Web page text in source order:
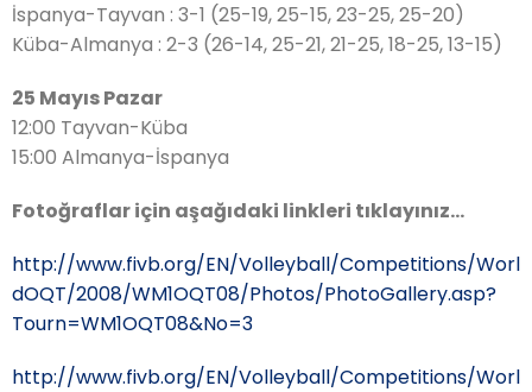
İspanya-Tayvan : 3-1 (25-19, 25-15, 23-25, 25-20)
Küba-Almanya : 2-3 (26-14, 25-21, 21-25, 18-25, 13-15)
25 Mayıs Pazar
12:00 Tayvan-Küba
15:00 Almanya-İspanya
Fotoğraflar için aşağıdaki linkleri tıklayınız…
http://www.fivb.org/EN/Volleyball/Competitions/Worl
dOQT/2008/WM1OQT08/Photos/PhotoGallery.asp?
Tourn=WM1OQT08&No=3
http://www.fivb.org/EN/Volleyball/Competitions/Worl